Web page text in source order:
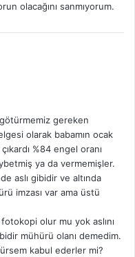
olacağını sanmıyorum.
gereken
olarak babamın ocak
%84 engel oranı
ya da vermemişler.
aslı gibidir ve altında
imzası var ama üstü
olur mu yok aslını
mühürü olanı demedim.
kabul ederler mi?